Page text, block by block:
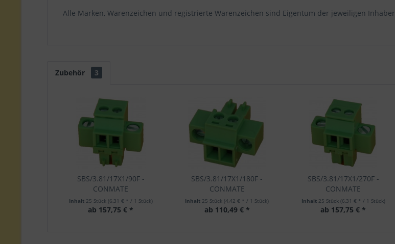
Alle Marken, Warenzeichen und registrierte Warenzeichen sind Eigentum der jeweiligen Inhaber
Zubehör 3
SBS/3.81/17X1/90F -
CONMATE
Inhalt 25 Stück (6,31 € * / 1 Stück)
ab 157,75 € *
SBS/3.81/17X1/180F -
CONMATE
Inhalt 25 Stück(4,42 € * / 1 Stück)
ab 110,49 € *
SBS/3.81/17X1/270F -
CONMATE
Inhalt 25 Stück (6,31 € * / 1 Stück)
ab 157,75 € *